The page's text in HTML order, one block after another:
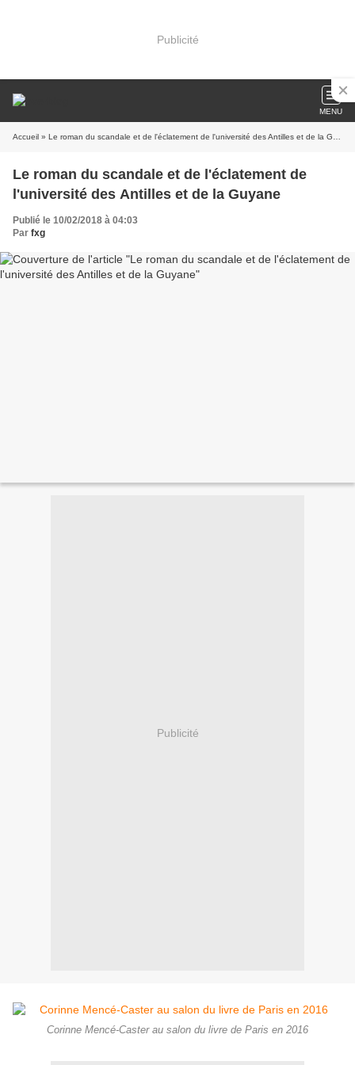
Publicité
MENU
Accueil » Le roman du scandale et de l'éclatement de l'université des Antilles et de la Guyane
Le roman du scandale et de l'éclatement de
l'université des Antilles et de la Guyane
Publié le 10/02/2018 à 04:03
Par fxg
Publicité
Corinne Mencé-Caster au salon du livre de Paris en 2016